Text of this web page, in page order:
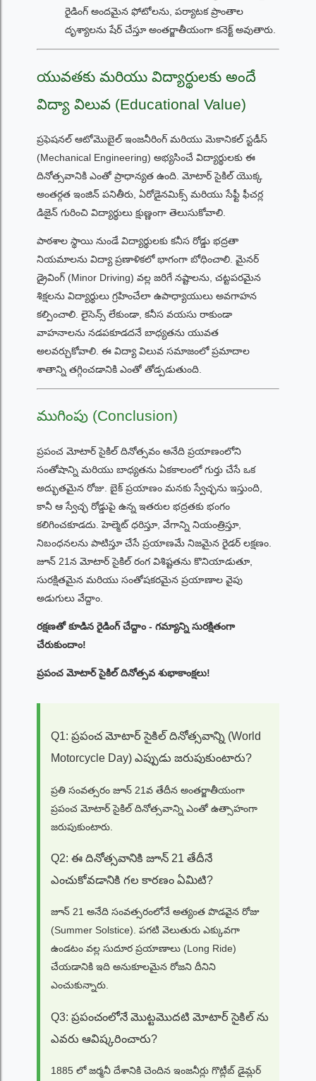
రైడింగ్ అందమైన ఫోటోలను, పర్యాటక ప్రాంతాల
దృశ్యాలను షేర్ చేస్తూ అంతర్జాతీయంగా కనెక్ట్ అవుతారు.
యువతకు మరియు విద్యార్థులకు అందే
విద్యా విలువ (Educational Value)
ప్రఫెషనల్ ఆటోమొబైల్ ఇంజనీరింగ్ మరియు మెకానికల్ స్టడీస్
(Mechanical Engineering) అభ్యసించే విద్యార్థులకు ఈ
దినోత్సవానికి ఎంతో ప్రాధాన్యత ఉంది. మోటార్ సైకిల్ యొక్క
అంతర్గత ఇంజిన్ పనితీరు, ఏరోడైనమిక్స్ మరియు సేఫ్టీ ఫీచర్ల
డిజైన్ గురించి విద్యార్థులు క్షుణ్ణంగా తెలుసుకోవాలి.
పాఠశాల స్థాయి నుండే విద్యార్థులకు కనీస రోడ్డు భద్రతా
నియమాలను విద్యా ప్రణాళికలో భాగంగా బోధించాలి. మైనర్
డ్రైవింగ్ (Minor Driving) వల్ల జరిగే నష్టాలను, చట్టపరమైన
శిక్షలను విద్యార్థులు గ్రహించేలా ఉపాధ్యాయులు అవగాహన
కల్పించాలి. లైసెన్స్ లేకుండా, కనీస వయసు రాకుండా
వాహనాలను నడపకూడదనే బాధ్యతను యువత
అలవర్చుకోవాలి. ఈ విద్యా విలువ సమాజంలో ప్రమాదాల
శాతాన్ని తగ్గించడానికి ఎంతో తోడ్పడుతుంది.
ముగింపు (Conclusion)
ప్రపంచ మోటార్ సైకిల్ దినోత్సవం అనేది ప్రయాణంలోని
సంతోషాన్ని మరియు బాధ్యతను ఏకకాలంలో గుర్తు చేసే ఒక
అద్భుతమైన రోజు. బైక్ ప్రయాణం మనకు స్వేచ్ఛను ఇస్తుంది,
కానీ ఆ స్వేచ్ఛ రోడ్డుపై ఉన్న ఇతరుల భద్రతకు భంగం
కలిగించకూడదు. హెల్మెట్ ధరిస్తూ, వేగాన్ని నియంత్రిస్తూ,
నిబంధనలను పాటిస్తూ చేసే ప్రయాణమే నిజమైన రైడర్ లక్షణం.
జూన్ 21న మోటార్ సైకిల్ రంగ విశిష్టతను కొనియాడుతూ,
సురక్షితమైన మరియు సంతోషకరమైన ప్రయాణాల వైపు
అడుగులు వేద్దాం.
రక్షణతో కూడిన రైడింగ్ చేద్దాం - గమ్యాన్ని సురక్షితంగా
చేరుకుందాం!
ప్రపంచ మోటార్ సైకిల్ దినోత్సవ శుభాకాంక్షలు!
Q1: ప్రపంచ మోటార్ సైకిల్ దినోత్సవాన్ని (World
Motorcycle Day) ఎప్పుడు జరుపుకుంటారు?
ప్రతి సంవత్సరం జూన్ 21వ తేదీన అంతర్జాతీయంగా
ప్రపంచ మోటార్ సైకిల్ దినోత్సవాన్ని ఎంతో ఉత్సాహంగా
జరుపుకుంటారు.
Q2: ఈ దినోత్సవానికి జూన్ 21 తేదీనే
ఎంచుకోవడానికి గల కారణం ఏమిటి?
జూన్ 21 అనేది సంవత్సరంలోనే అత్యంత పొడవైన రోజు
(Summer Solstice). పగటి వెలుతురు ఎక్కువగా
ఉండటం వల్ల సుదూర ప్రయాణాలు (Long Ride)
చేయడానికి ఇది అనుకూలమైన రోజని దీనిని
ఎంచుకున్నారు.
Q3: ప్రపంచంలోనే మొట్టమొదటి మోటార్ సైకిల్ ను
ఎవరు ఆవిష్కరించారు?
1885 లో జర్మనీ దేశానికి చెందిన ఇంజనీర్లు గొట్లీబ్ డైమ్లర్